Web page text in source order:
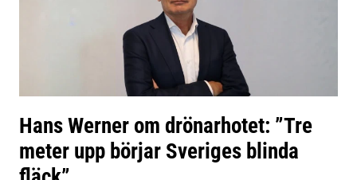
Hans Werner om drönarhotet: ”Tre
meter upp börjar Sveriges blinda